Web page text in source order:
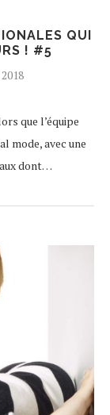
QUI
! #5
que l’équipe
mode, avec une
dont…